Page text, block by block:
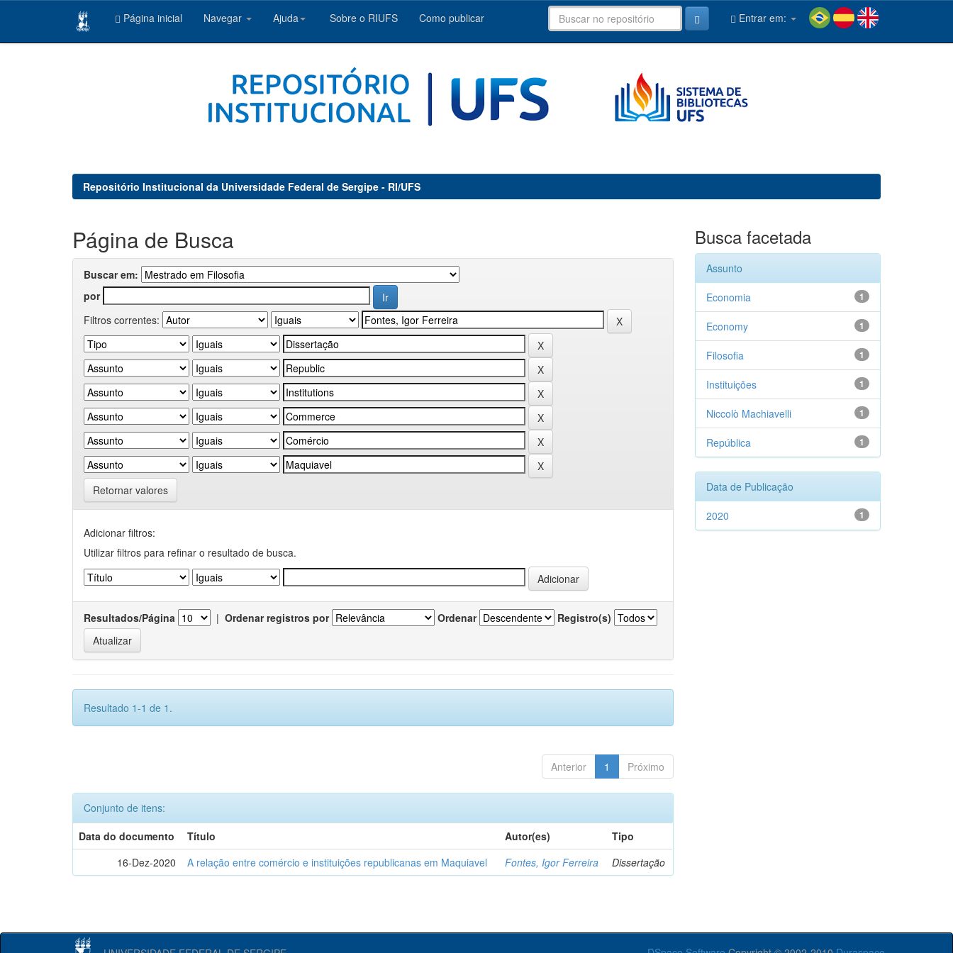
Página inicial Navegar Ajuda Sobre o RIUFS Como publicar Entrar em:
Repositório Institucional da Universidade Federal de Sergipe - RI/UFS
Página de Busca
Buscar em:
por
Filtros correntes:
Retornar valores
Adicionar filtros:
Utilizar filtros para refinar o resultado de busca.
Resultados/Página | Ordenar registros por Ordenar Registro(s)
Resultado 1-1 de 1.
Anterior 1 Próximo
Conjunto de itens:
Data do documento
Título Autor(es)
Tipo
16-Dez-2020
A relação entre comércio e instituições republicanas em Maquiavel Fontes, Igor Ferreira Dissertação
Busca facetada
Assunto
1
Economia
1
Economy
1
Filosofia
1
Instituições
1
Niccolò Machiavelli
1
República
Data de Publicação
1
2020